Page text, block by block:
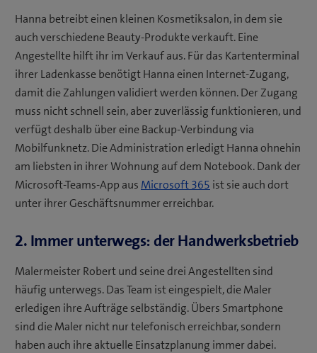
Hanna betreibt einen kleinen Kosmetiksalon, in dem sie
auch verschiedene Beauty-Produkte verkauft. Eine
Angestellte hilft ihr im Verkauf aus. Für das Kartenterminal
ihrer Ladenkasse benötigt Hanna einen Internet-Zugang,
damit die Zahlungen validiert werden können. Der Zugang
muss nicht schnell sein, aber zuverlässig funktionieren, und
verfügt deshalb über eine Backup-Verbindung via
Mobilfunknetz. Die Administration erledigt Hanna ohnehin
am liebsten in ihrer Wohnung auf dem Notebook. Dank der
Microsoft-Teams-App aus Microsoft 365 ist sie auch dort
unter ihrer Geschäftsnummer erreichbar.
2. Immer unterwegs: der Handwerksbetrieb
Malermeister Robert und seine drei Angestellten sind
häufig unterwegs. Das Team ist eingespielt, die Maler
erledigen ihre Aufträge selbständig. Übers Smartphone
sind die Maler nicht nur telefonisch erreichbar, sondern
haben auch ihre aktuelle Einsatzplanung immer dabei.